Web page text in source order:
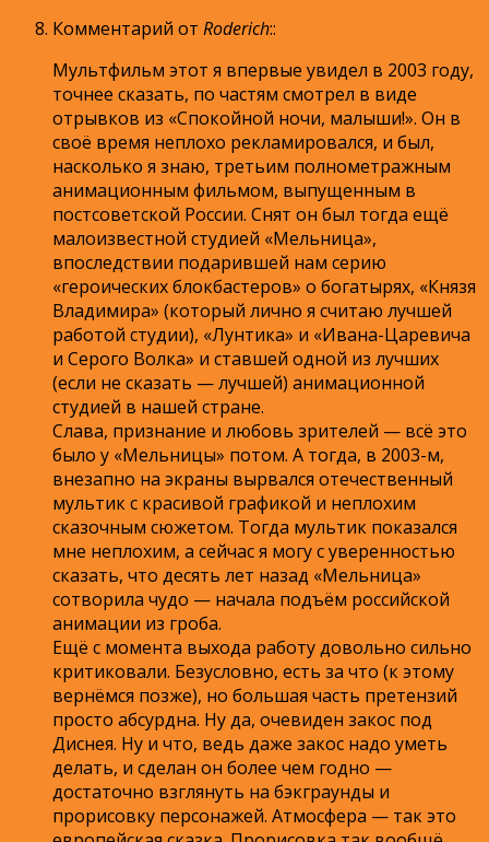
Комментарий от Roderich::
Мультфильм этот я впервые увидел в 2003 году,
точнее сказать, по частям смотрел в виде
отрывков из «Спокойной ночи, малыши!». Он в
своё время неплохо рекламировался, и был,
насколько я знаю, третьим полнометражным
анимационным фильмом, выпущенным в
постсоветской России. Снят он был тогда ещё
малоизвестной студией «Мельница»,
впоследствии подарившей нам серию
«героических блокбастеров» о богатырях, «Князя
Владимира» (который лично я считаю лучшей
работой студии), «Лунтика» и «Ивана-Царевича
и Серого Волка» и ставшей одной из лучших
(если не сказать — лучшей) анимационной
студией в нашей стране.
Слава, признание и любовь зрителей — всё это
было у «Мельницы» потом. А тогда, в 2003-м,
внезапно на экраны вырвался отечественный
мультик с красивой графикой и неплохим
сказочным сюжетом. Тогда мультик показался
мне неплохим, а сейчас я могу с уверенностью
сказать, что десять лет назад «Мельница»
сотворила чудо — начала подъём российской
анимации из гроба.
Ещё с момента выхода работу довольно сильно
критиковали. Безусловно, есть за что (к этому
вернёмся позже), но большая часть претензий
просто абсурдна. Ну да, очевиден закос под
Диснея. Ну и что, ведь даже закос надо уметь
делать, и сделан он более чем годно —
достаточно взглянуть на бэкграунды и
прорисовку персонажей. Атмосфера — так это